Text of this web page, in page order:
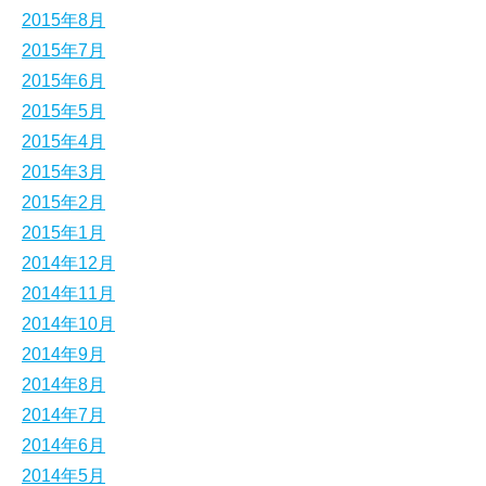
2015年8月
2015年7月
2015年6月
2015年5月
2015年4月
2015年3月
2015年2月
2015年1月
2014年12月
2014年11月
2014年10月
2014年9月
2014年8月
2014年7月
2014年6月
2014年5月